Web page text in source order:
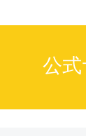
公